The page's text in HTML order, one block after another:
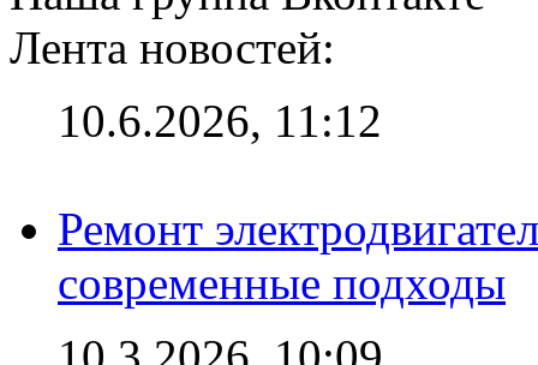
Лента новостей:
10.6.2026, 11:12
Ремонт
современные подходы